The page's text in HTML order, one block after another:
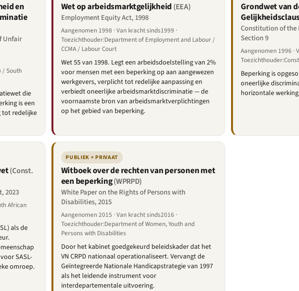
en
Unfair
/ South
die
is een
tot redelijke
Wet op arbeidsmarktgelijkheid (EEA)
Employment Equity Act, 1998
Aangenomen 1998 · Van kracht sinds1999 ·
Toezichthouder:Department of Employment and Labour /
CCMA / Labour Court
Wet 55 van 1998. Legt een arbeidsdoelstelling van 2%
voor mensen met een beperking op aan aangewezen
werkgevers, verplicht tot redelijke aanpassing en
verbiedt oneerlijke arbeidsmarktdiscriminatie — de
voornaamste bron van arbeidsmarktverplichtingen
op het gebied van beperking.
Grondwet van
Constitution of the
Section 9
Aangenomen 1996 ·
Beperking is
oneerlijke
horizontale
(Const.
2023
African
als de
SASL-
omroep.
PUBLIEK + PRIVAAT
Witboek over de rechten van personen met
een beperking(WPRPD)
White Paper on the Rights of Persons with
Disabilities, 2015
Aangenomen 2015 · Van kracht sinds2016 ·
Toezichthouder:Department of Women, Youth and
Persons with Disabilities
Door het kabinet goedgekeurd beleidskader dat het
VN CRPD nationaal operationaliseert. Vervangt de
Geïntegreerde Nationale Handicapstrategie van 1997
als het leidende instrument voor
interdepartementale uitvoering.